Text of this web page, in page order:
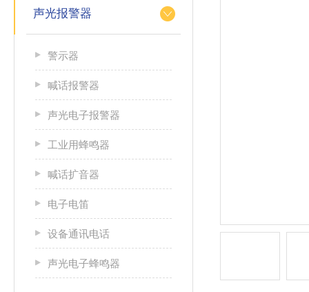
声光报警器
警示器
喊话报警器
声光电子报警器
工业用蜂鸣器
喊话扩音器
电子电笛
设备通讯电话
声光电子蜂鸣器